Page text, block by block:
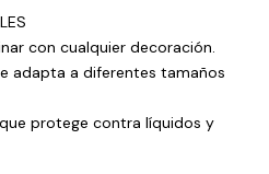
con cualquier decoración.
adapta a diferentes tamaños
protege contra líquidos y